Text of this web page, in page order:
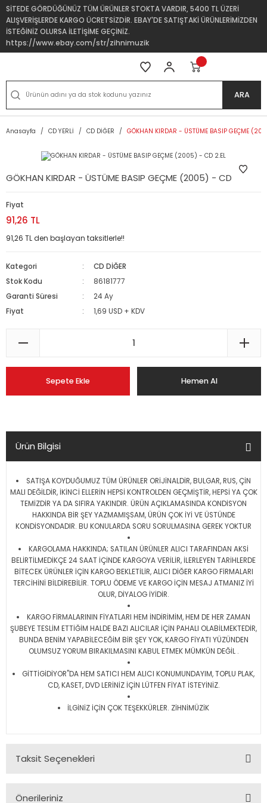
SİTEDE GÖRDÜĞÜNÜZ TÜM ÜRÜNLER STOKTA VARDIR, 5400 TL ÜZERİ
ALIŞVERİŞLERDE KARGO ÜCRETSİZDİR. EBAY'DE SATIŞTAKİ ÜRÜNLERİMİZDEN
İSTEĞİNİZ OLURSA İLETİŞİME GEÇİNİZ.
https://www.ebay.com/str/zihnimuzik
ARA
Anasayfa CD YERLİ CD DİĞER GÖKHAN KIRDAR - ÜSTÜME BASIP GEÇME
GÖKHAN KIRDAR - ÜSTÜME BASIP GEÇME (2005) - CD 2.EL
Fiyat
91,26 TL
91,26 TL den başlayan taksitlerle!!
Kategori
CD DİĞER
Stok Kodu
86181777
Garanti Süresi
24 Ay
Fiyat
1,69 USD + KDV
Sepete Ekle Hemen Al
Ürün Bilgisi
SATIŞA KOYDUĞUMUZ TÜM ÜRÜNLER ORİJİNALDİR, BULGAR, RUS, ÇİN
MALI DEĞİLDİR, İKİNCİ ELLERİN HEPSİ KONTROLDEN GEÇMİŞTİR, HEPSİ YA ÇOK
TEMİZDİR YA DA SIFIRA YAKINDIR. ÜRÜN AÇIKLAMASINDA KONDİSYON
HAKKINDA BİR ŞEY YAZMAMIŞSAM, ÜRÜN ÇOK İYİ VE ÜSTÜNDE
KONDİSYONDADIR. BU KONULARDA SORU SORULMASINA GEREK YOKTUR
KARGOLAMA HAKKINDA; SATILAN ÜRÜNLER ALICI TARAFINDAN AKSİ
BELİRTİLMEDİKÇE 24 SAAT İÇİNDE KARGOYA VERİLİR, İLERLEYEN TARİHLERDE
BİTECEK ÜRÜNLER İÇİN KARGO BEKLETİLİR, ALICI DİĞER KARGO FİRMALARI
TERCİHİNİ BİLDİREBİLİR. TOPLU ÖDEME VE KARGO İÇİN MESAJ ATMANIZ İYİ
OLUR, DİYALOG İYİDİR.
KARGO FİRMALARININ FİYATLARI HEM İNDİRİMİM, HEM DE HER ZAMAN
ŞUBEYE TESLİM ETTİĞİM HALDE BAZI ALICILAR İÇİN PAHALI OLABİLMEKTEDİR,
BUNDA BENİM YAPABİLECEĞİM BİR ŞEY YOK, KARGO FİYATI YÜZÜNDEN
OLUMSUZ YORUM BIRAKILMASINI KABUL ETMEK MÜMKÜN DEĞİL .
GİTTİGİDİYOR"DA HEM SATICI HEM ALICI KONUMUNDAYIM, TOPLU PLAK,
CD, KASET, DVD LERİNİZ İÇİN LÜTFEN FİYAT İSTEYİNİZ.
İLGİNİZ İÇİN ÇOK TEŞEKKÜRLER. ZİHNİMÜZİK
Taksit Seçenekleri
Önerileriniz